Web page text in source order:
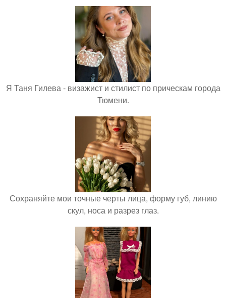
Я Таня Гилева - визажист и стилист по прическам города
Тюмени.
Сохраняйте мои точные черты лица, форму губ, линию
скул, носа и разрез глаз.